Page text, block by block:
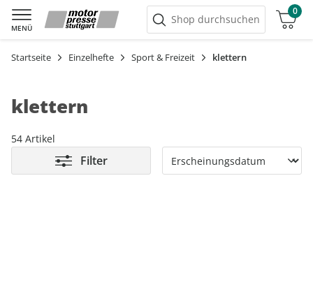
MENÜ
Shop durchsuchen
0
Warenkorb
Startseite Einzelhefte Sport & Freizeit klettern
klettern
54 Artikel
Filter